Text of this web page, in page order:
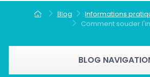
Blog
Informations
Comment souder
BLOG